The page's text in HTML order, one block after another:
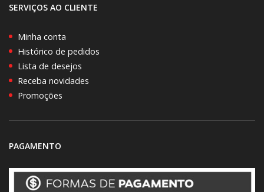
SERVIÇOS AO CLIENTE
Minha conta
Histórico de pedidos
Lista de desejos
Receba novidades
Promoções
PAGAMENTO